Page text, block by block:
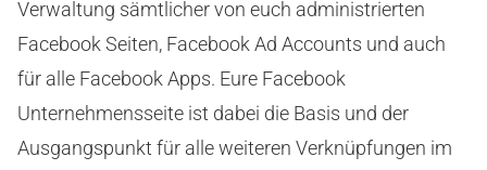
Verwaltung sämtlicher von euch administrierten
Facebook Seiten, Facebook Ad Accounts und auch
für alle Facebook Apps. Eure Facebook
Unternehmensseite ist dabei die Basis und der
Ausgangspunkt für alle weiteren Verknüpfungen im